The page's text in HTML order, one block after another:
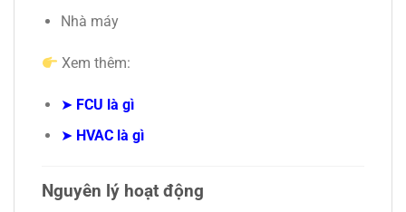
Nhà máy
Xem thêm:
➤ FCU là gì
➤ HVAC là gì
Nguyên lý hoạt động